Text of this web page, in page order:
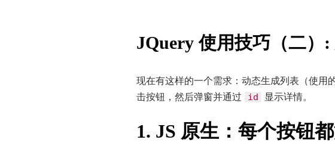
JQuery 使用技巧（二）
现在有这样的一个需求：动态生成列表（使用
击按钮，然后弹窗并通过
id 显示详情。
1. JS 原生：每个按钮